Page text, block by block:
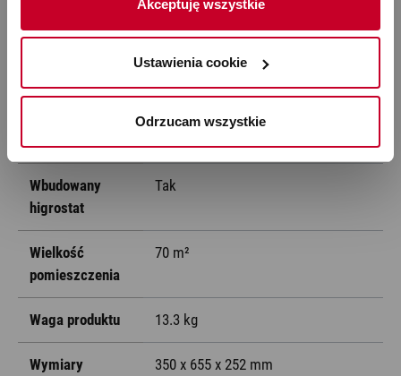
prywatności. W związku z korzystaniem z cookies w
celu personalizacji reklam i dokonywania pomiarów
skuteczności kampanii marketingowych, dane mogą być
Akceptuję wszystkie
Ustawienia cookie
Odrzucam wszystkie
270 W
4.6 l
Wbudowany
higrostat
Tak
Wielkość
pomieszczenia
70 m²
Waga produktu 13.3 kg
Wymiary
350 x 655 x 252 mm